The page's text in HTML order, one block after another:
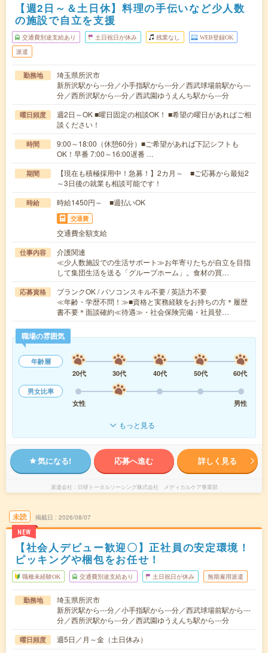
【週2日～＆土日休】料理の手伝いなど少人数
の施設で自立を支援
交通費別途支給あり 土日祝日が休み 残業なし WEB登録OK
派遣
勤務地
埼玉県所沢市
新所沢駅から---分／小手指駅から---分／西武球場前駅から---
分／西所沢駅から---分／西武園ゆうえんち駅から---分
曜日頻度
週2日～OK ■曜日固定の相談OK！ ■希望の曜日があればご相
談ください！
時間
9:00～18:00（休憩60分）■ご希望があれば下記シフトも
OK！早番 7:00～16:00遅番 …
期間
【現在も積極採用中！急募！】2カ月～ ■ご応募から最短2
～3日後の就業も相談可能です！
時給 時給1450円～ ■週払いOK
交通費
交通費全額支給
仕事内容
介護関連
≪少人数施設での生活サポート≫お年寄りたちが自立を目指
して集団生活を送る「グループホーム」。食材の買…
応募資格
ブランクOK / パソコンスキル不要 / 英語力不要
≪年齢・学歴不問！≫■資格と実務経験をお持ちの方＊履歴
書不要＊面談確約≪待遇≫・社会保険完備・社員登…
職場の雰囲気
年齢層
20代
30代 40代 50代
60代
男女比率
女性
男性
もっと見る
気になる! 応募へ進む 詳しく見る
派遣会社 日研トータルソーシング株式会社 メディカルケア事業部
未読
NEW
掲載日 2026/08/07
【社会人デビュー歓迎〇】正社員の安定環境！
ピッキングや梱包をお任せ！
職種未経験OK 交通費別途支給あり 土日祝日が休み 無期雇用派遣
勤務地
埼玉県所沢市
新所沢駅から---分／小手指駅から---分／西武球場前駅から---
分／西所沢駅から---分／西武園ゆうえんち駅から---分
曜日頻度 週5日／月～金（土日休み）